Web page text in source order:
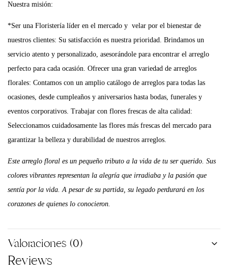
Nuestra misión:
*Ser una Floristería líder en el mercado y velar por el bienestar de
nuestros clientes: Su satisfacción es nuestra prioridad. Brindamos un
servicio atento y personalizado, asesorándole para encontrar el arreglo
perfecto para cada ocasión. Ofrecer una gran variedad de arreglos
florales: Contamos con un amplio catálogo de arreglos para todas las
ocasiones, desde cumpleaños y aniversarios hasta bodas, funerales y
eventos corporativos. Trabajar con flores frescas de alta calidad:
Seleccionamos cuidadosamente las flores más frescas del mercado para
garantizar la belleza y durabilidad de nuestros arreglos.
Este arreglo floral es un pequeño tributo a la vida de tu ser querido. Sus
colores vibrantes representan la alegría que irradiaba y la pasión que
sentía por la vida. A pesar de su partida, su legado perdurará en los
corazones de quienes lo conocieron.
Valoraciones (0)
Reviews